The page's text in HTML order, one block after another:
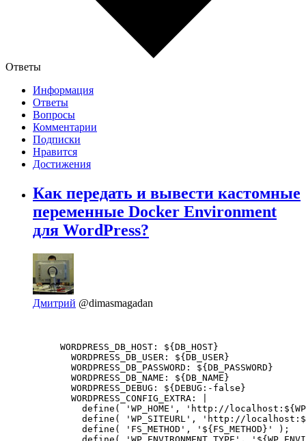
Ответы
Информация
Ответы
Вопросы
Комментарии
Подписки
Нравится
Достижения
Как передать и вывести кастомные
переменные Docker Environment
для WordPress?
Дмитрий @dimasmagadan
WORDPRESS_DB_HOST: ${DB_HOST}
  WORDPRESS_DB_USER: ${DB_USER}
  WORDPRESS_DB_PASSWORD: ${DB_PASSWORD}
  WORDPRESS_DB_NAME: ${DB_NAME}
  WORDPRESS_DEBUG: ${DEBUG:-false}
  WORDPRESS_CONFIG_EXTRA: |
define( 'WP_HOME', 'http://
define( 'WP_SITEURL', 'http://
    define( 'FS_METHOD', '${FS_METHOD}' );